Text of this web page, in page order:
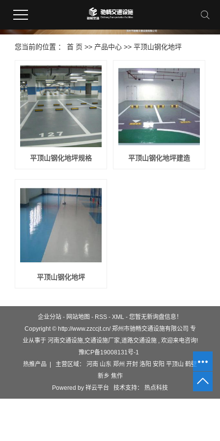
您当前的位置 ： 首 页 >> 产品中心 >> 平顶山钢化地坪
平顶山钢化地坪规格 平顶山钢化地坪建造
平顶山钢化地坪
企业分站 - 网站地图 - RSS - XML - 您暂无新询盘信息！
Copyright © http://www.zzccjt.cn/ 郑州市驰畅交通设施有限公司 专
业从事于 河南交通设施, 交通设施厂家 道路交通设施, 欢迎来电咨询!
豫ICP备19008131号-1
热推产品 | 主营区域： 河南 山东 郑州 开封 洛阳 安阳 平顶山 鹤壁
新乡 焦作
Powered by 祥云平台 技术支持： 热点科技